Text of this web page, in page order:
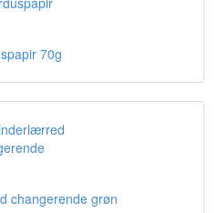
70g
changerende grøn